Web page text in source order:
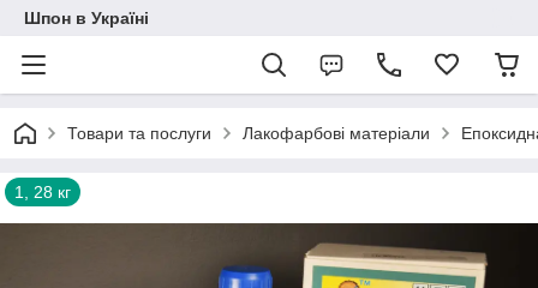
Шпон в Україні
Товари та послуги Лакофарбові матеріали
1, 28 кг